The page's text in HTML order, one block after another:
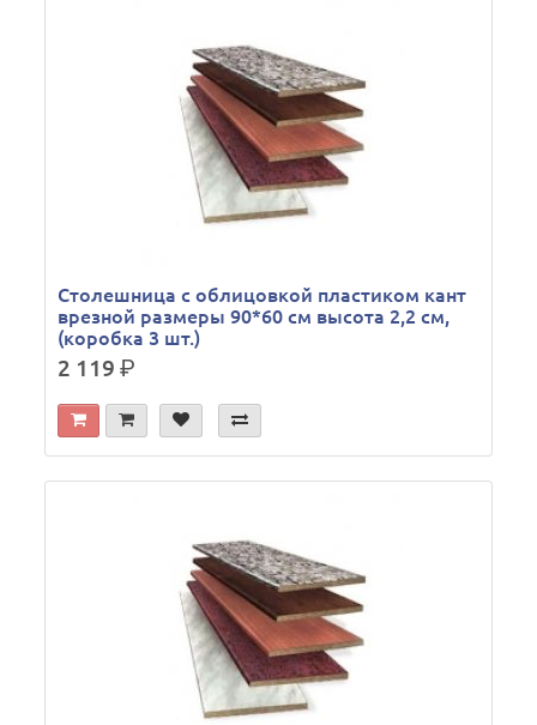
Столешница с облицовкой пластиком кант
врезной размеры 90*60 см высота 2,2 см,
(коробка 3 шт.)
2 119р.